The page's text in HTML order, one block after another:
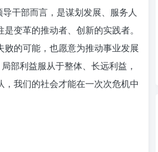
干部而言，是谋划发展、服务人
变革的推动者、创新的实践者。
的可能，也愿意为推动事业发展
部利益服从于整体、长远利益，
我们的社会才能在一次次危机中